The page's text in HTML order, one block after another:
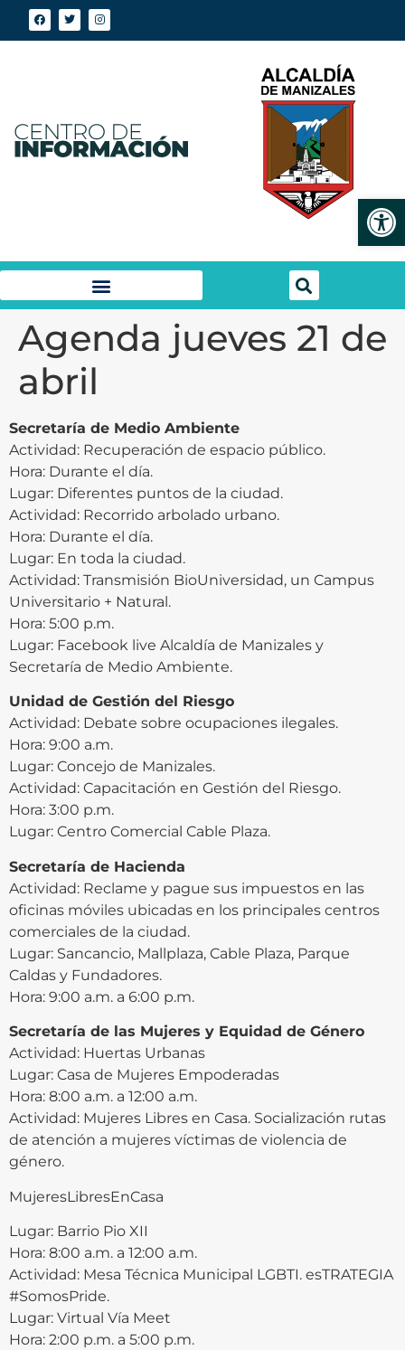
Agenda jueves 21 de
abril
Secretaría de Medio Ambiente
Actividad: Recuperación de espacio público.
Hora: Durante el día.
Lugar: Diferentes puntos de la ciudad.
Actividad: Recorrido arbolado urbano.
Hora: Durante el día.
Lugar: En toda la ciudad.
Actividad: Transmisión BioUniversidad, un Campus
Universitario + Natural.
Hora: 5:00 p.m.
Lugar: Facebook live Alcaldía de Manizales y
Secretaría de Medio Ambiente.
Unidad de Gestión del Riesgo
Actividad: Debate sobre ocupaciones ilegales.
Hora: 9:00 a.m.
Lugar: Concejo de Manizales.
Actividad: Capacitación en Gestión del Riesgo.
Hora: 3:00 p.m.
Lugar: Centro Comercial Cable Plaza.
Secretaría de Hacienda
Actividad: Reclame y pague sus impuestos en las
oficinas móviles ubicadas en los principales centros
comerciales de la ciudad.
Lugar: Sancancio, Mallplaza, Cable Plaza, Parque
Caldas y Fundadores.
Hora: 9:00 a.m. a 6:00 p.m.
Secretaría de las Mujeres y Equidad de Género
Actividad: Huertas Urbanas
Lugar: Casa de Mujeres Empoderadas
Hora: 8:00 a.m. a 12:00 a.m.
Actividad: Mujeres Libres en Casa. Socialización rutas
de atención a mujeres víctimas de violencia de
género.
MujeresLibresEnCasa
Lugar: Barrio Pio XII
Hora: 8:00 a.m. a 12:00 a.m.
Actividad: Mesa Técnica Municipal LGBTI. esTRATEGIA
#SomosPride.
Lugar: Virtual Vía Meet
Hora: 2:00 p.m. a 5:00 p.m.